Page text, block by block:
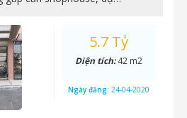
5.7 Tỷ
Diện tích:42 m2
Ngày đăng: 24-04-2020